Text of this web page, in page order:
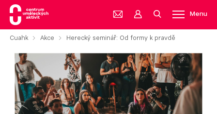
Menu
Cuahk Akce Herecký seminář: Od formy k pravdě